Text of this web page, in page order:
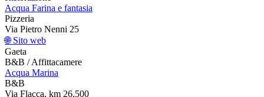
Acqua Farina e fantasia
Pizzeria
Via Pietro Nenni 25
🌐 Sito web
Gaeta
B&B / Affittacamere
Acqua Marina
B&B
Via Flacca, km 26,500